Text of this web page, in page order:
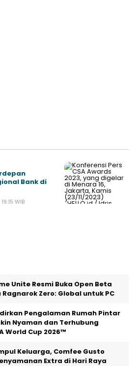
Bank di
WIB
Unite Resmi Buka Open Beta
Zero: Global untuk PC
Pengalaman Rumah Pintar
Nyaman dan Terhubung
World Cup 2026™
Keluarga, Comfee Gusto
Extra di Hari Raya